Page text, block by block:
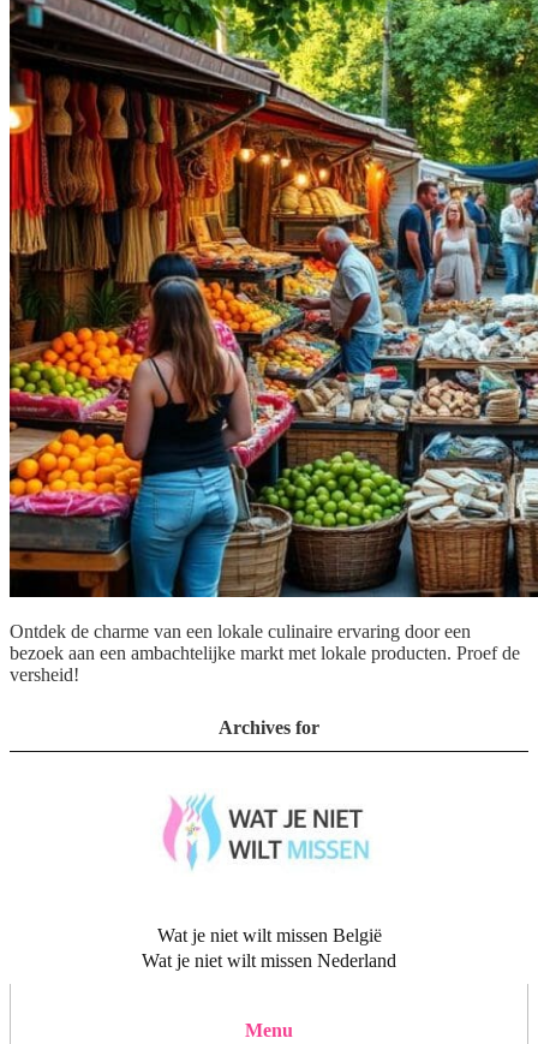
Ontdek de charme van een lokale culinaire ervaring door een
bezoek aan een ambachtelijke markt met lokale producten. Proef de
versheid!
Archives for
Wat je niet wilt missen België
Wat je niet wilt missen Nederland
Menu